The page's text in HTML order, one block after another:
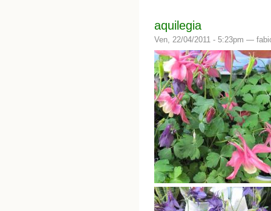
aquilegia
Ven, 22/04/2011 - 5:23pm —